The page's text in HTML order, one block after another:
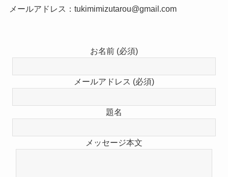
メールアドレス：tukimimizutarou@gmail.com
お名前 (必須)
メールアドレス (必須)
題名
メッセージ本文